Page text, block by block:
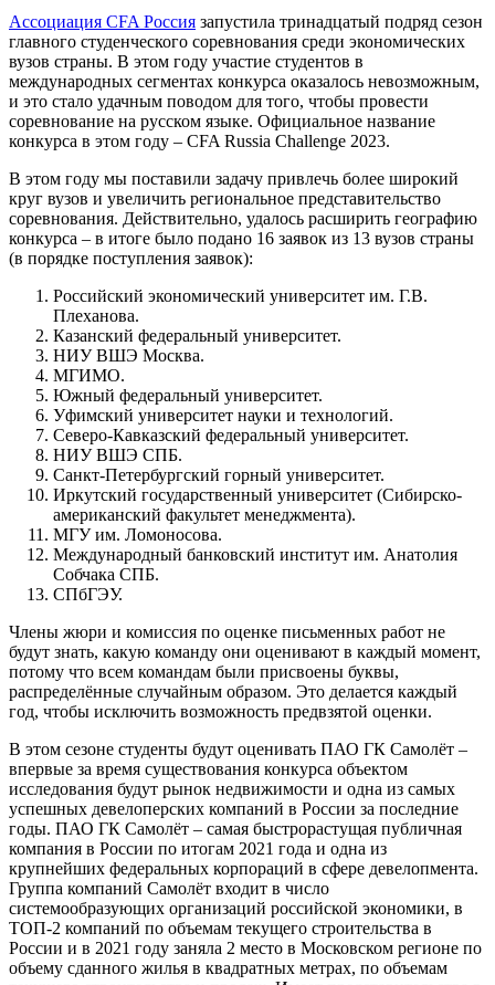
Ассоциация CFA Россия запустила тринадцатый подряд сезон
главного студенческого соревнования среди экономических
вузов страны. В этом году участие студентов в
международных сегментах конкурса оказалось невозможным,
и это стало удачным поводом для того, чтобы провести
соревнование на русском языке. Официальное название
конкурса в этом году – CFA Russia Challenge 2023.
В этом году мы поставили задачу привлечь более широкий
круг вузов и увеличить региональное представительство
соревнования. Действительно, удалось расширить географию
конкурса – в итоге было подано 16 заявок из 13 вузов страны
(в порядке поступления заявок):
Российский экономический университет им. Г.В.
Плеханова.
Казанский федеральный университет.
НИУ ВШЭ Москва.
МГИМО.
Южный федеральный университет.
Уфимский университет науки и технологий.
Северо-Кавказский федеральный университет.
НИУ ВШЭ СПБ.
Санкт-Петербургский горный университет.
Иркутский государственный университет (Сибирско-
американский факультет менеджмента).
МГУ им. Ломоносова.
Международный банковский институт им. Анатолия
Собчака СПБ.
СПбГЭУ.
Члены жюри и комиссия по оценке письменных работ не
будут знать, какую команду они оценивают в каждый момент,
потому что всем командам были присвоены буквы,
распределённые случайным образом. Это делается каждый
год, чтобы исключить возможность предвзятой оценки.
В этом сезоне студенты будут оценивать ПАО ГК Самолёт –
впервые за время существования конкурса объектом
исследования будут рынок недвижимости и одна из самых
успешных девелоперских компаний в России за последние
годы. ПАО ГК Самолёт – самая быстрорастущая публичная
компания в России по итогам 2021 года и одна из
крупнейших федеральных корпораций в сфере девелопмента.
Группа компаний Самолёт входит в число
системообразующих организаций российской экономики, в
ТОП-2 компаний по объемам текущего строительства в
России и в 2021 году заняла 2 место в Московском регионе по
объему сданного жилья в квадратных метрах, по объемам